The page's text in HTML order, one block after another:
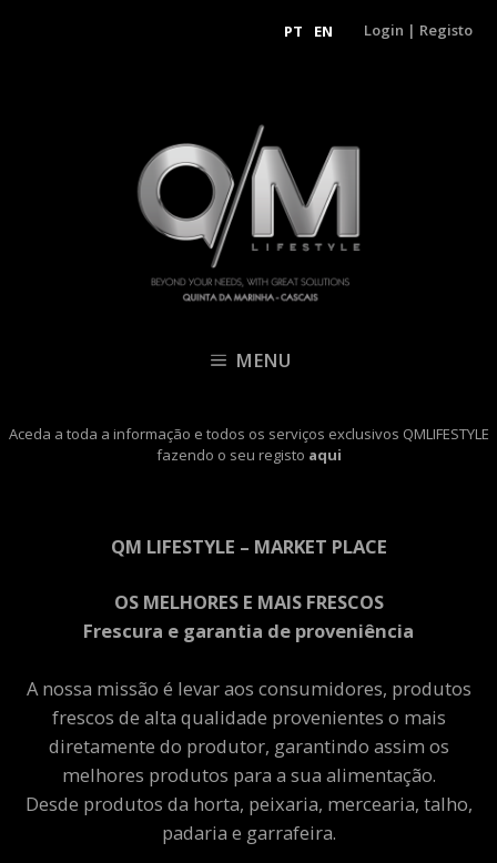
PT EN Login | Registo
MENU
Aceda a toda a informação e todos os serviços exclusivos QMLIFESTYLE
fazendo o seu registo aqui
QM LIFESTYLE – MARKET PLACE
OS MELHORES E MAIS FRESCOS
Frescura e garantia de proveniência
A nossa missão é levar aos consumidores, produtos
frescos de alta qualidade provenientes o mais
diretamente do produtor, garantindo assim os
melhores produtos para a sua alimentação.
Desde produtos da horta, peixaria, mercearia, talho,
padaria e garrafeira.